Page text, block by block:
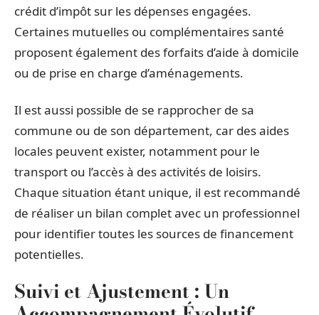
crédit d’impôt sur les dépenses engagées.
Certaines mutuelles ou complémentaires santé
proposent également des forfaits d’aide à domicile
ou de prise en charge d’aménagements.
Il est aussi possible de se rapprocher de sa
commune ou de son département, car des aides
locales peuvent exister, notamment pour le
transport ou l’accès à des activités de loisirs.
Chaque situation étant unique, il est recommandé
de réaliser un bilan complet avec un professionnel
pour identifier toutes les sources de financement
potentielles.
Suivi et Ajustement : Un